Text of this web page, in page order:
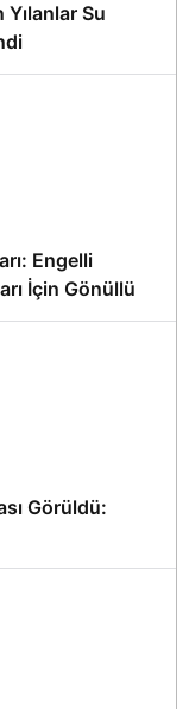
Yılanlar Su
Engelli
İçin Gönüllü
Görüldü: